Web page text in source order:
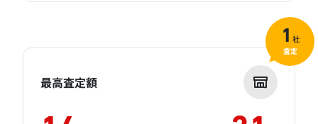
最高査定額
1 社
査定